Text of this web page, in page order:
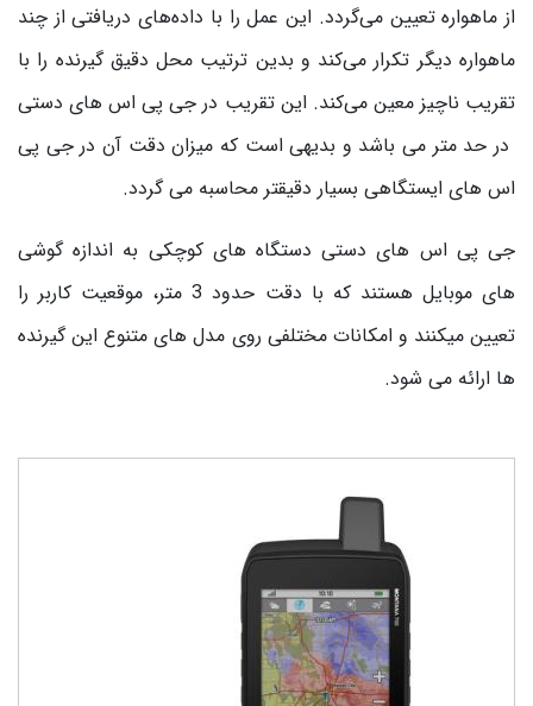
از ماهواره تعیین می‌‌گردد. این عمل را با داده‌های دریافتی از چند
ماهواره دیگر تکرار می‌کند و بدین ترتیب محل دقیق گیرنده را با
تقریب ناچیز معین می‌‌کند. این تقریب در جی پی اس های دستی
در حد متر می باشد و بدیهی است که میزان دقت آن در جی پی
اس های ایستگاهی بسیار دقیقتر محاسبه می گردد.
جی پی اس های دستی دستگاه های کوچکی به اندازه گوشی
های موبایل هستند که با دقت حدود 3 متر، موقعیت کاربر را
تعیین میکنند و امکانات مختلفی روی مدل های متنوع این گیرنده
ها ارائه می شود.